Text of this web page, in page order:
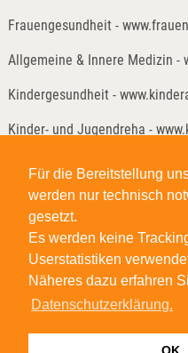
Für die Bereitstellung
werden nur technisch
gesetzt.
Es werden keine
Userstatistiken
Näheres dazu erfahren
Datenschutzerklärung.
Frauengesundheit -
Allgemeine & Innere Medizin -
Kindergesundheit -
Kinder- und Jugendreha -
Lungenheilkunde -
Neurologie & Psychiatrie -
netz.org
Anästhesie &